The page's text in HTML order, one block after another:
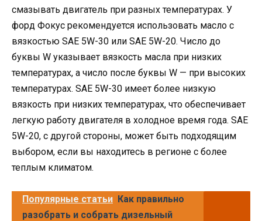
смазывать двигатель при разных температурах. У
форд Фокус рекомендуется использовать масло с
вязкостью SAE 5W-30 или SAE 5W-20. Число до
буквы W указывает вязкость масла при низких
температурах, а число после буквы W — при высоких
температурах. SAE 5W-30 имеет более низкую
вязкость при низких температурах, что обеспечивает
легкую работу двигателя в холодное время года. SAE
5W-20, с другой стороны, может быть подходящим
выбором, если вы находитесь в регионе с более
теплым климатом.
Популярные статьи Как правильно
разобрать и собрать дизельный